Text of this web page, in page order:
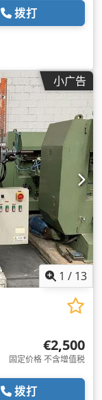
拨打
小广告
1 / 13
€2,500
固定价格 不含增值税
拨打